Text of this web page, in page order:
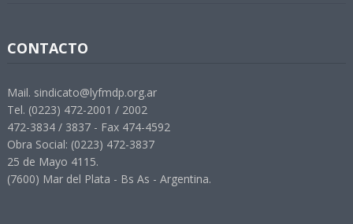
CONTACTO
Mail. sindicato@lyfmdp.org.ar
Tel. (0223) 472-2001 / 2002
472-3834 / 3837 - Fax 474-4592
Obra Social: (0223) 472-3837
25 de Mayo 4115.
(7600) Mar del Plata - Bs As - Argentina.